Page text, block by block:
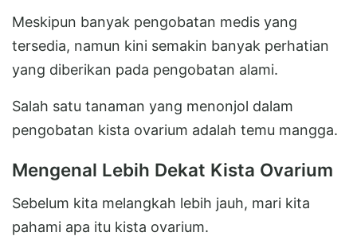
Meskipun banyak pengobatan medis yang
tersedia, namun kini semakin banyak perhatian
yang diberikan pada pengobatan alami.
Salah satu tanaman yang menonjol dalam
pengobatan kista ovarium adalah temu mangga.
Mengenal Lebih Dekat Kista Ovarium
Sebelum kita melangkah lebih jauh, mari kita
pahami apa itu kista ovarium.